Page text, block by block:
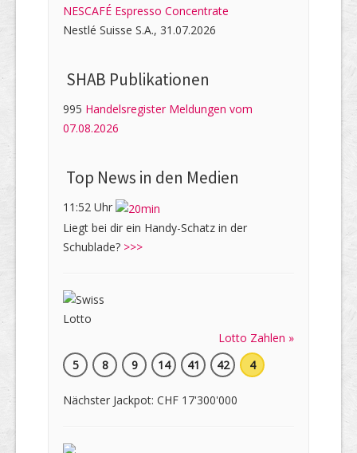
NESCAFÉ Espresso Concentrate
Nestlé Suisse S.A., 31.07.2026
SHAB Publi­kati­onen
995 Handelsregister Meldungen vom
07.08.2026
Top News in den Medien
11:52 Uhr
Liegt bei dir ein Handy-Schatz in der
Schublade? >>>
Lotto Zahlen »
5
8 9 14 41 42 4
Nächster Jackpot: CHF 17'300'000